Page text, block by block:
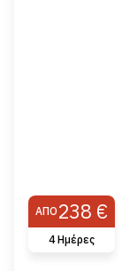
ΑΠΌ 238 €
4 Ημέρες